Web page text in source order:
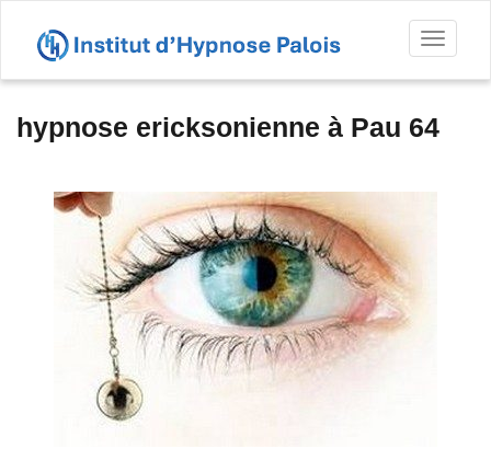
hypnose ericksonienne à Pau 64